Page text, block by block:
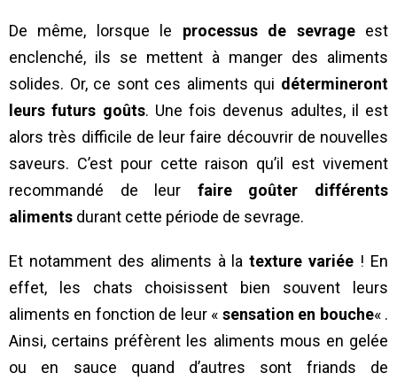
De même, lorsque le processus de sevrageest
enclenché, ils se mettent à manger des aliments
solides. Or, ce sont ces aliments qui détermineront
leurs futurs goûts. Une fois devenus adultes, il est
alors très difficile de leur faire découvrir de nouvelles
saveurs. C’est pour cette raison qu’il est vivement
recommandé de leur faire goûter différents
aliments durant cette période de sevrage.
Et notamment des aliments à latexture variée ! En
effet, les chats choisissent bien souvent leurs
aliments en fonction de leur « sensation en bouche« .
Ainsi, certains préfèrent les aliments mous en gelée
ou en sauce quand d’autres sont friands de